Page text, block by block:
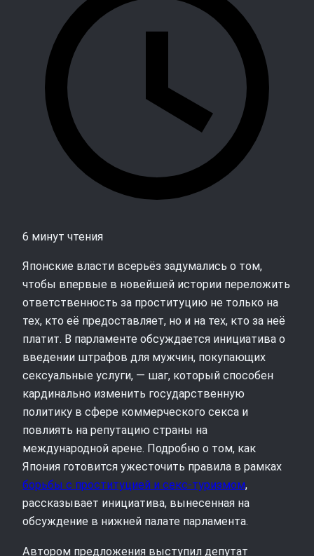
6 минут чтения
Японские власти всерьёз задумались о том,
чтобы впервые в новейшей истории переложить
ответственность за проституцию не только на
тех, кто её предоставляет, но и на тех, кто за неё
платит. В парламенте обсуждается инициатива о
введении штрафов для мужчин, покупающих
сексуальные услуги, — шаг, который способен
кардинально изменить государственную
политику в сфере коммерческого секса и
повлиять на репутацию страны на
международной арене. Подробно о том, как
Япония готовится ужесточить правила в рамках
борьбы с проституцией и секс-туризмом,
рассказывает инициатива, вынесенная на
обсуждение в нижней палате парламента.
Автором предложения выступил депутат